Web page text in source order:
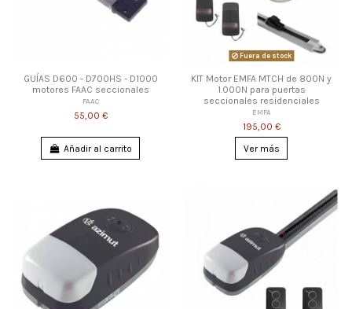
GUÍAS D600 - D700HS - D1000
motores FAAC seccionales
FAAC
55,00 €
Añadir al carrito
Fuera de stock
KIT Motor EMFA MTCH de 800N y
1.000N para puertas
seccionales residenciales
EMFA
195,00 €
Ver más